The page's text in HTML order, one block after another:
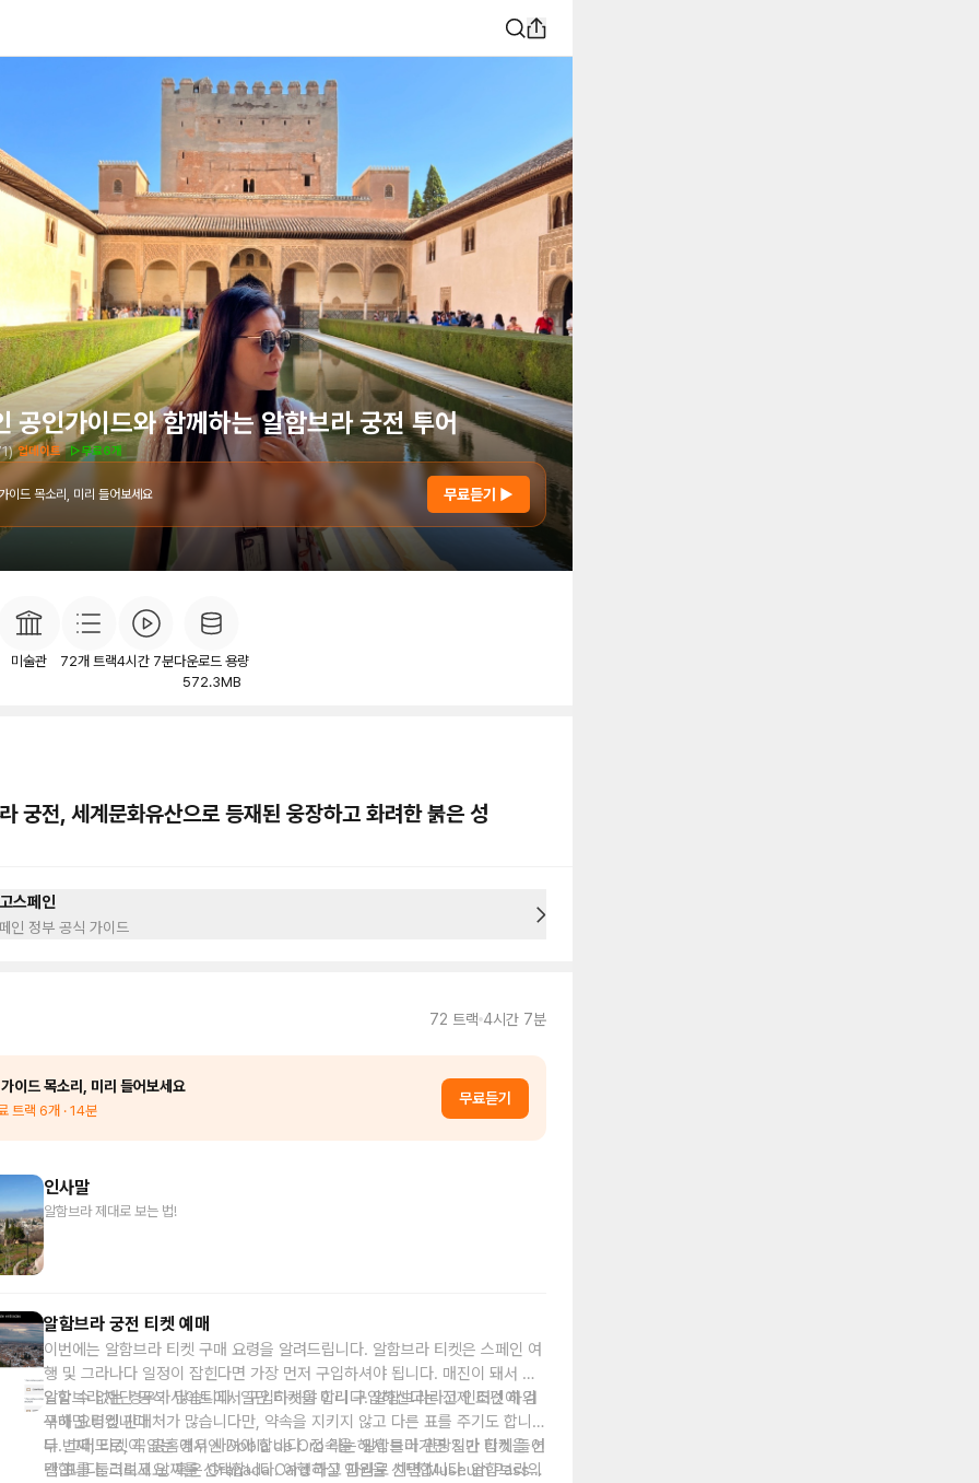
공인가이드와 함께하는 알함브라 궁전 투어
) 업데이트 ▷무료6개
이드 목소리, 미리 들어보세요 무료듣기 ▶
미술관 72개 트랙4시간 7분다운로드 용량
572.3MB
궁전, 세계문화유산으로 등재된 웅장하고 화려한 붉은 성
스페인
인 정부 공식 가이드
72 트랙 4시간 7분
이드 목소리, 미리 들어보세요
트랙 6개 · 14분
무료듣기
인사말
알함브라 제대로 보는 법!
알함브라 궁전 티켓 예매
이번에는 알함브라 티켓 구매 요령을 알려드립니다. 알함브라 티켓은 스페인 여
행 및 그라나다 일정이 잡힌다면 가장 먼저 구입하셔야 됩니다. 매진이 돼서 구
입할 수 없는 경우가 많습니다. 일단 티켓을 미리 구입하신다는 전제 조건 하의
구매 요령입니다.
알함브라 재단 공식 사이트에서 구입하셔야 합니다. 알함브라라고 인터넷에 검
색하면 티켓 판매처가 많습니다만, 약속을 지키지 않고 다른 표를 주기도 합니
다. 그러므로, 꼭 공홈에서 사셔야 합니다. 접속을 해서 들어가면 일반 티켓을 선
택합니다. 그리고 날짜를 선택합니다. 여행하실 인원을 선택합니다. 알함브라의
두 번째, 티켓이 없는 경우엔 Dobla de Oro 라는 알함브라 관광지가 함께 들어
간 표를 둘러보세요. 혹은 Granada Card 라고 파리로 치면 Museum Pass